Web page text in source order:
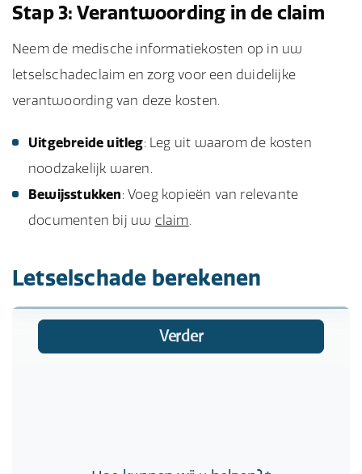
Stap 3: Verantwoording in de claim
Neem de medische informatiekosten op in uw
letselschadeclaim en zorg voor een duidelijke
verantwoording van deze kosten.
Uitgebreide uitleg: Leg uit waarom de kosten
noodzakelijk waren.
Bewijsstukken: Voeg kopieën van relevante
documenten bij uw claim.
Letselschade berekenen